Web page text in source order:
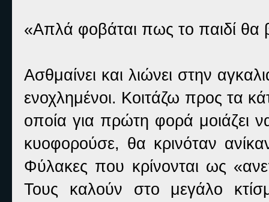
«Απλά φοβάται πως το παιδί θα
Ασθμαίνει και λιώνει στην
ενοχλημένοι. Κοιτάζω προς τα
οποία για πρώτη φορά μοιάζει
κυοφορούσε, θα κρινόταν
Φύλακες που κρίνονται ως
Τους καλούν στο μεγάλο